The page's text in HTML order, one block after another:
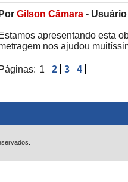
Por Gilson Câmara - Usuário
Estamos apresentando esta
nos ajudou
Páginas: 1 2 3 4